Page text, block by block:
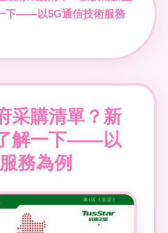
下——以5G通信技術服務
采購清單？新
解一下——以
務為例